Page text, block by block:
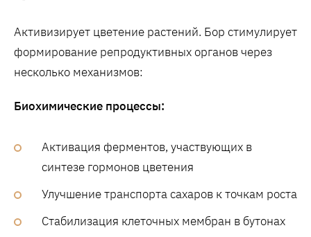
Активизирует цветение растений. Бор стимулирует
формирование репродуктивных органов через
несколько механизмов:
Биохимические процессы:
Активация ферментов, участвующих в
синтезе гормонов цветения
Улучшение транспорта сахаров к точкам роста
Стабилизация клеточных мембран в бутонах